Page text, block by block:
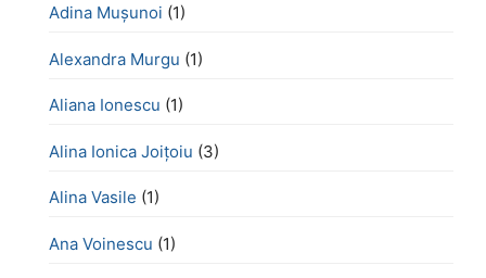
Adina Mușunoi (1)
Alexandra Murgu (1)
Aliana Ionescu (1)
Alina Ionica Joițoiu (3)
Alina Vasile (1)
Ana Voinescu (1)